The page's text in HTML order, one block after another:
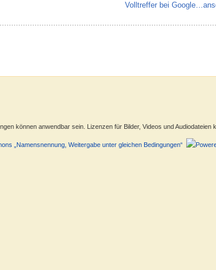
Volltreffer bei
können anwendbar sein. Lizenzen für Bilder, Videos und Audiodateien